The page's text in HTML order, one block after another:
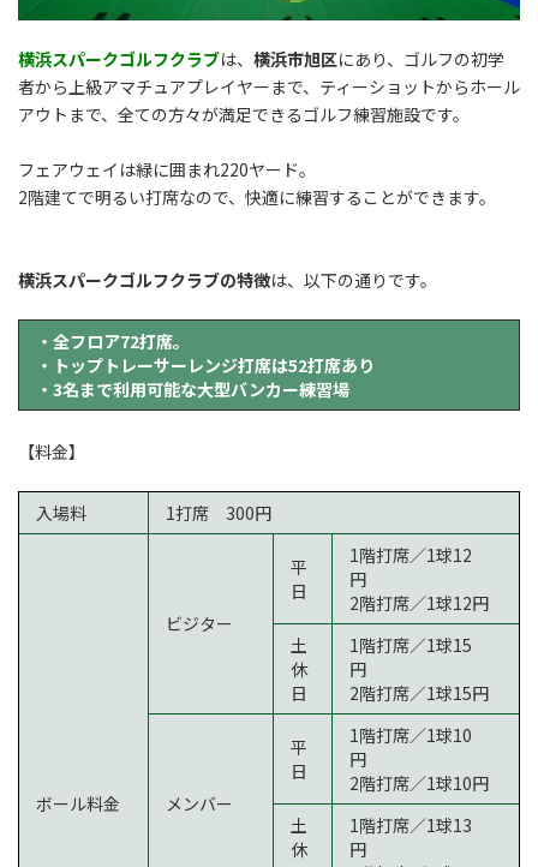
横浜スパークゴルフクラブは、 横浜市旭区にあり、ゴルフの初学
者から上級アマチュアプレイヤーまで、ティーショットからホール
アウトまで、全ての方々が満足できるゴルフ練習施設です。
フェアウェイは緑に囲まれ220ヤード。
2階建てで明るい打席なので、快適に練習することができます。
横浜スパークゴルフクラブの特徴は、以下の通りです。
・全フロア72打席。
・トップトレーサーレンジ打席は52打席あり
・3名まで利用可能な大型バンカー練習場
【料金】
入場料 1打席 300円
ボール料金
ビジター
平
日
1階打席／1球12
円
2階打席／1球12円
土
休
日
1階打席／1球15
円
2階打席／1球15円
メンバー
平
日
1階打席／1球10
円
2階打席／1球10円
土
休
1階打席／1球13
円